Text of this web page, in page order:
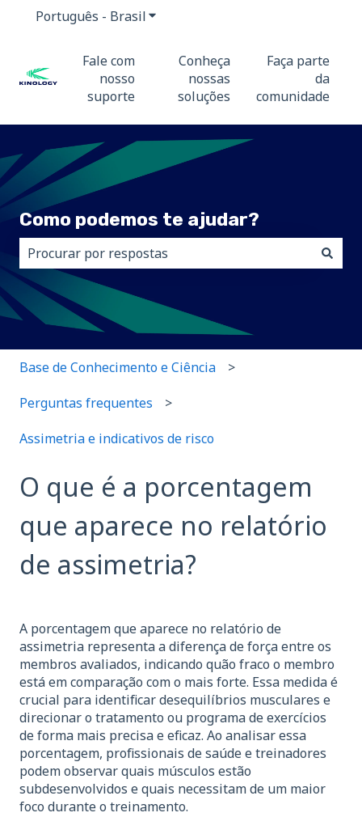
Português - BrasilMostrar submenu para traduções
Fale com
nosso
suporte
Conheça
nossas
soluções
Faça parte
da
comunidade
Como podemos te ajudar?
Não há sugestões porque o campo de pesquisa está
Base de Conhecimento e Ciência
Perguntas frequentes
Assimetria e indicativos de risco
O que é a porcentagem
que aparece no relatório
de assimetria?
A porcentagem que aparece no relatório de
assimetria representa a diferença de força entre os
membros avaliados, indicando quão fraco o membro
está em comparação com o mais forte. Essa medida é
crucial para identificar desequilíbrios musculares e
direcionar o tratamento ou programa de exercícios
de forma mais precisa e eficaz. Ao analisar essa
porcentagem, profissionais de saúde e treinadores
podem observar quais músculos estão
subdesenvolvidos e quais necessitam de um maior
foco durante o treinamento.